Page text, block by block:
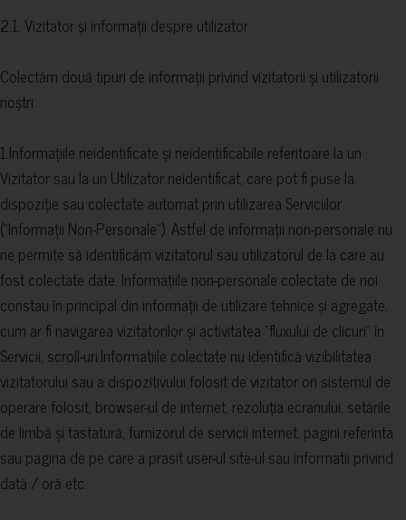
2.1. Vizitator și informații despre utilizator
Colectăm două tipuri de informații privind vizitatorii și utilizatorii
noștri:
1.Informațiile neidentificate și neidentificabile referitoare la un
Vizitator sau la un Utilizator neidentificat, care pot fi puse la
dispoziție sau colectate automat prin utilizarea Serviciilor
("Informații Non-Personale"). Astfel de informații non-personale nu
ne permite să identificăm vizitatorul sau utilizatorul de la care au
fost colectate date. Informațiile non-personale colectate de noi
constau în principal din informații de utilizare tehnice și agregate,
cum ar fi navigarea vizitatorilor și activitatea "fluxului de clicuri" în
Servicii, scroll-uri.Informatiile colectate nu identifică vizibilitatea
vizitatorului sau a dispozitivului folosit de vizitator ori sistemul de
operare folosit, browser-ul de internet, rezoluția ecranului, setările
de limbă și tastatură, furnizorul de servicii internet, pagini referinta
sau pagina de pe care a prasit user-ul site-ul sau informatii privind
dată / oră etc.